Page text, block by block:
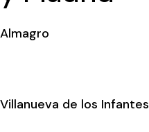
Almagro
Villanueva de los Infantes